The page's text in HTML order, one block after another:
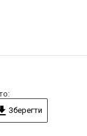
Зберегти